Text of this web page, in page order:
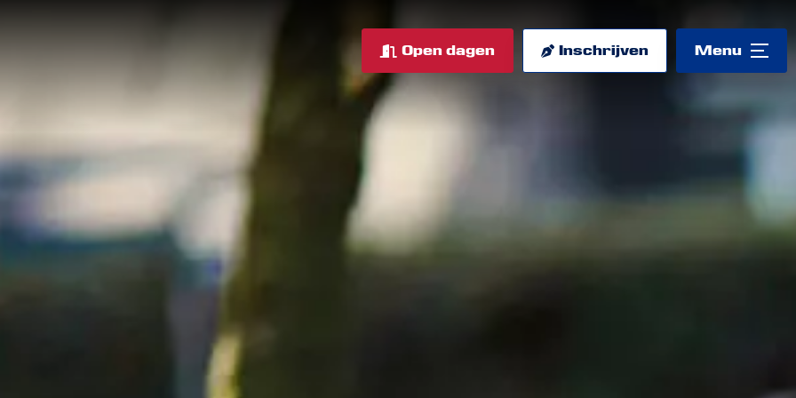
Open dagen Inschrijven Menu